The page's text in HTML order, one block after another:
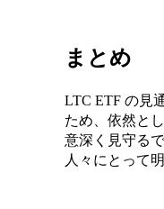
まとめ
LTC ETF の見
ため、依然と
意深く見守る
人々にとって